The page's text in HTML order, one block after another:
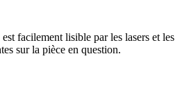
facilement lisible par les lasers et les
sur la pièce en question.